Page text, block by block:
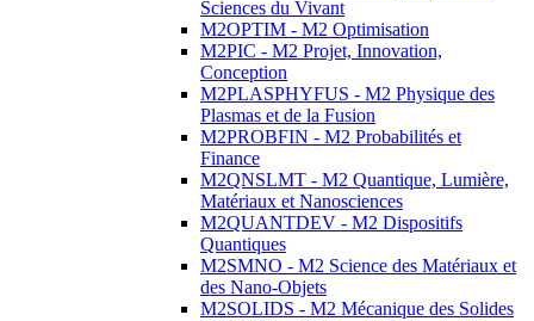
Sciences du Vivant
M2OPTIM - M2 Optimisation
M2PIC - M2 Projet, Innovation,
Conception
M2PLASPHYFUS - M2 Physique des
Plasmas et de la Fusion
M2PROBFIN - M2 Probabilités et
Finance
M2QNSLMT - M2 Quantique, Lumière,
Matériaux et Nanosciences
M2QUANTDEV - M2 Dispositifs
Quantiques
M2SMNO - M2 Science des Matériaux et
des Nano-Objets
M2SOLIDS - M2 Mécanique des Solides